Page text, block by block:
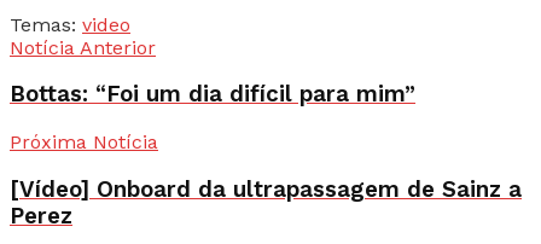
Temas: video
Notícia Anterior
Bottas: “Foi um dia difícil para mim”
Próxima Notícia
[Vídeo] Onboard da ultrapassagem de Sainz a
Perez